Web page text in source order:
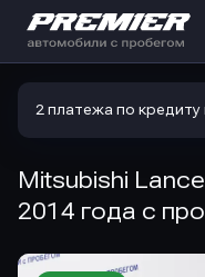
2 платежа по кредиту
Mitsubishi
2014 года с